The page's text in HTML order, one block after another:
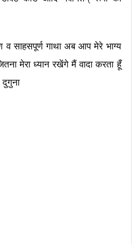
साहसपूर्ण गाथा अब आप मेरे भाग्य
मेरा ध्यान रखेंगे मैं वादा करता हूँ